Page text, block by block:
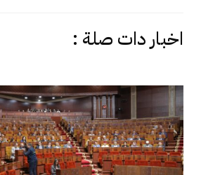
اخبار دات صلة :